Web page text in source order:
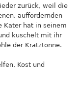
zurück, weil die
auffordernden
Kater hat in seinem
kuschelt mit ihr
der Kratztonne.
Kost und